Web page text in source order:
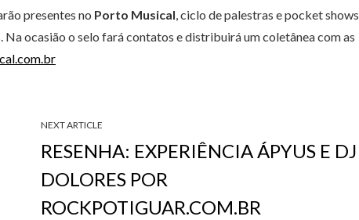
presentes no Porto Musical, ciclo de palestras e pocket shows
ocasião o selo fará contatos e distribuirá um coletânea com as
NEXT ARTICLE
RESENHA: EXPERIÊNCIA ÁPYUS E DJ
DOLORES POR
ROCKPOTIGUAR.COM.BR